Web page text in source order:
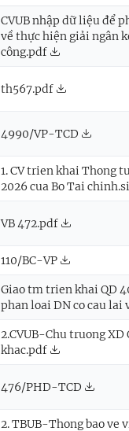
CVUB nhập dữ liệu để
về thực hiện giải ngân
công.pdf
th567.pdf
4990/VP-TCD
1. CV trien khai Thong
2026 cua Bo Tai
VB 472.pdf
110/BC-VP
Giao tm trien khai QD
phan loai DN co cau lai
2.CVUB-Chu truong XD
khac.pdf
476/PHD-TCD
2. TBUB-Thong bao ve